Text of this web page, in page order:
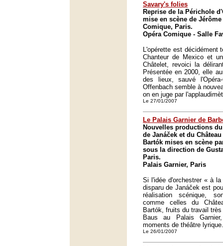
Savary's folies
Reprise de la Périchole
mise en scène de
Comique, Paris.
Opéra Comique - Salle
L'opérette est décidément
Chanteur de Mexico et
Châtelet, revoici la
Présentée en 2000, elle
des lieux, sauvé
Offenbach semble à
on en juge par
Le 27/01/2007
Le Palais Garnier de
Nouvelles productions
de Janáček et du
Bartók mises en scène
sous la direction de
Paris.
Palais Garnier, Paris
Si l'idée d'orchestrer « à
disparu de Janáček est
réalisation scénique,
comme celles du
Bartók, fruits du travail
Baus au Palais
moments de théâtre lyrique.
Le 26/01/2007